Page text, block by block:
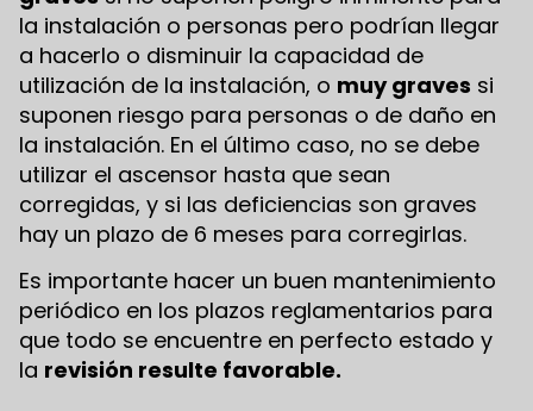
la instalación o personas pero podrían llegar
a hacerlo o disminuir la capacidad de
utilización de la instalación, o muy graves si
suponen riesgo para personas o de daño en
la instalación. En el último caso, no se debe
utilizar el ascensor hasta que sean
corregidas, y si las deficiencias son graves
hay un plazo de 6 meses para corregirlas.
Es importante hacer un buen mantenimiento
periódico en los plazos reglamentarios para
que todo se encuentre en perfecto estado y
la revisión resulte favorable.